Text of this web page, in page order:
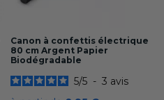
Canon à confettis électrique
80 cm Argent Papier
Biodégradable
5/5 - 3 avis